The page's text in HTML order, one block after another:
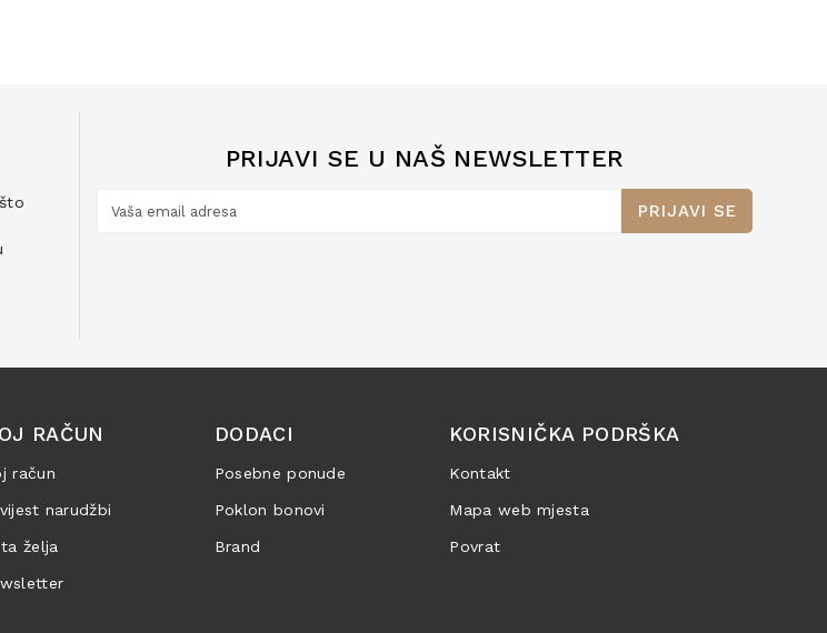
PRIJAVI SE U NAŠ NEWSLETTER
PRIJAVI SE
RAČUN
račun
narudžbi
želja
DODACI
Posebne ponude
Poklon bonovi
Brand
KORISNIČKA PODRŠKA
Kontakt
Mapa web mjesta
Povrat